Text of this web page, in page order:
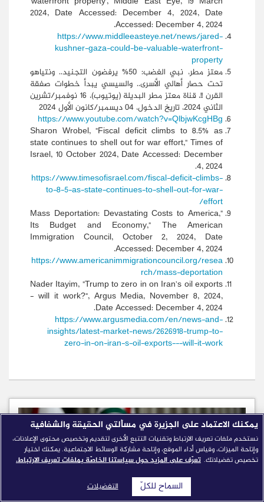
2024, Date Accessed: December 4, 2024, Date
Accessed: December 4, 2024.
https://www.middleeasteye.net/news/jared-
kushner-gaza-could-be-valuable-waterfront-
property
معتز مطر، نبي الغضب: 50% يرفضون التجنيد.. ونتياهو
تحت حصار أهالي الأسرى.. والسيسي يبدأ خطوات صفقة
القرن !!، قناة معتز مطر البديلة (يوتيوب)، 16 نوفمبر/تشرين
الثاني 2024، تاريخ الدخول، 04 ديسمبر/كانون الأول 2024
https://www.youtube.com/watch?v=QlbjwKcgHBg
Sharon Wrobel, "Fiscal deficit climbs to 8.5% as
state continues to shell out for war effort," Times of
Israel, 10 October 2024, Date Accessed: December
4, 2024.
https://www.timesofisrael.com/fiscal-deficit-climbs-
to-8-5-as-state-continues-to-shell-out-for-war-
effort/
"Mass Deportation: Devastating Costs to America,
Its Budget and Economy," The American
Immigration Council, October 2, 2024, Date
Accessed: December 4, 2024.
https://www.americanimmigrationcouncil.org/resea
rch/mass-deportation
Nader Itayim, "Trump to zero in on Iran’s oil exports
- will it work?", Argus Media, November 8, 2024,
Date Accessed: December 4, 2024.
https://www.argusmedia.com/en/news-and-
insights/latest-market-news/2626918-trump-to-
zero-in-on-iran-s-oil-exports---will-it-work
يمكنك الاعتماد على الجزيرة في مسألتي الحقيقة والشفافية
نستخدم ملفات تعريف الارتباط وتقنيات التتبع الأخرى لتقديم وتخصيص محتوى الإعلانات،
وإتاحة الميزات، وقياس أداء الموقع، وإتاحة مشاركة الوسائط الاجتماعية. يمكنك اختيار
تخصيص تفضيلاتك. تعرّف على المزيد حول سياستنا الخاصّة بملفات تعريف الارتباط.
التفضيلات السماح للكلّ